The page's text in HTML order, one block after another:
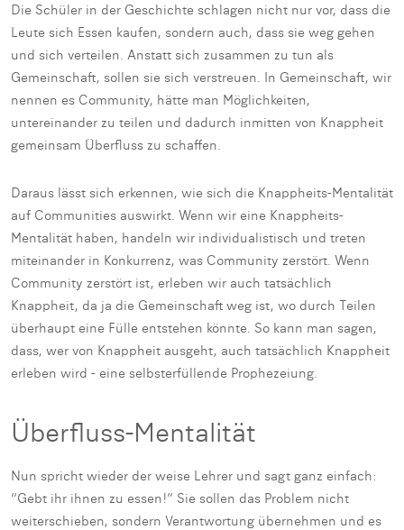
Die Schüler in der Geschichte schlagen nicht nur vor, dass die
Leute sich Essen kaufen, sondern auch, dass sie weg gehen
und sich verteilen. Anstatt sich zusammen zu tun als
Gemeinschaft, sollen sie sich verstreuen. In Gemeinschaft, wir
nennen es Community, hätte man Möglichkeiten,
untereinander zu teilen und dadurch inmitten von Knappheit
gemeinsam Überfluss zu schaffen.
Daraus lässt sich erkennen, wie sich die Knappheits-Mentalität
auf Communities auswirkt. Wenn wir eine Knappheits-
Mentalität haben, handeln wir individualistisch und treten
miteinander in Konkurrenz, was Community zerstört. Wenn
Community zerstört ist, erleben wir auch tatsächlich
Knappheit, da ja die Gemeinschaft weg ist, wo durch Teilen
überhaupt eine Fülle entstehen könnte. So kann man sagen,
dass, wer von Knappheit ausgeht, auch tatsächlich Knappheit
erleben wird - eine selbsterfüllende Prophezeiung.
Überfluss-Mentalität
Nun spricht wieder der weise Lehrer und sagt ganz einfach:
“Gebt ihr ihnen zu essen!” Sie sollen das Problem nicht
weiterschieben, sondern Verantwortung übernehmen und es